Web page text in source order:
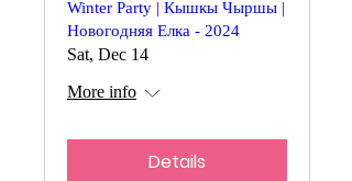
Winter Party | Кышкы Чыршы |
Новогодняя Елка - 2024
Sat, Dec 14
More info
Details